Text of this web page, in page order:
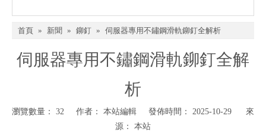
首頁 » 新聞 » 鉚釘 » 伺服器專用不鏽鋼滑軌鉚釘全解析
伺服器專用不鏽鋼滑軌鉚釘全解
析
瀏覽數量： 32 作者： 本站編輯 發佈時間： 2025-10-29 來
源： 本站